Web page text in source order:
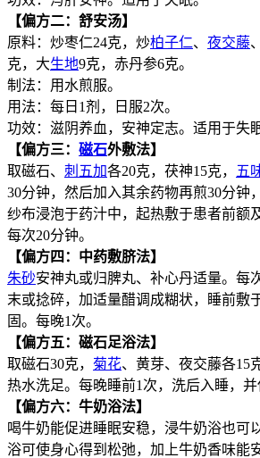
【偏方二：舒安汤】
原料：炒枣仁24克，炒柏子仁、 夜交藤
克，大生地9克，赤丹参6克。
制法：用水煎服。
用法：每日1剂，日服2次。
功效：滋阴养血，安神定志。适用于失眠
【偏方三： 磁石外敷法】
取磁石、 刺五加各20克，茯神15克， 五
30分钟，然后加入其余药物再煎30分钟
纱布浸泡于药汁中，起热敷于患者前额
每次20分钟。
【偏方四：中药敷脐法】
朱砂安神丸或归脾丸、补心丹适量。每
末或捻碎，加适量醋调成糊状，睡前敷
固。每晚1次。
【偏方五：磁石足浴法】
取磁石30克， 菊花、黄芽、夜交藤各15
热水洗足。每晚睡前1次，洗后入睡，并
【偏方六：牛奶浴法】
喝牛奶能促进睡眠安稳，浸牛奶浴也可
浴可使身心得到松弛，加上牛奶香味能